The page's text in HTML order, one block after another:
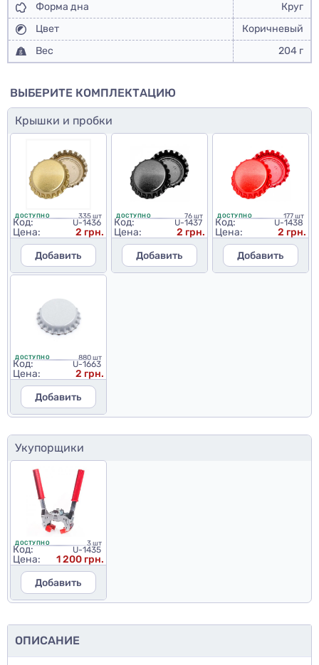
Форма дна
Круг
Цвет
Коричневый
Вес
204 г
ВЫБЕРИТЕ КОМПЛЕКТАЦИЮ
Крышки и пробки
ДОСТУПНО 335 шт
Код: U-1436
Цена:
2 грн.
Добавить
ДОСТУПНО 76 шт
Код: U-1437
Цена:
2 грн.
Добавить
ДОСТУПНО 177 шт
Код: U-1438
Цена:
2 грн.
Добавить
ДОСТУПНО 880 шт
Код: U-1663
Цена:
2 грн.
Добавить
Укупорщики
ДОСТУПНО 3 шт
Код: U-1435
Цена:
1 200 грн.
Добавить
ОПИСАНИЕ